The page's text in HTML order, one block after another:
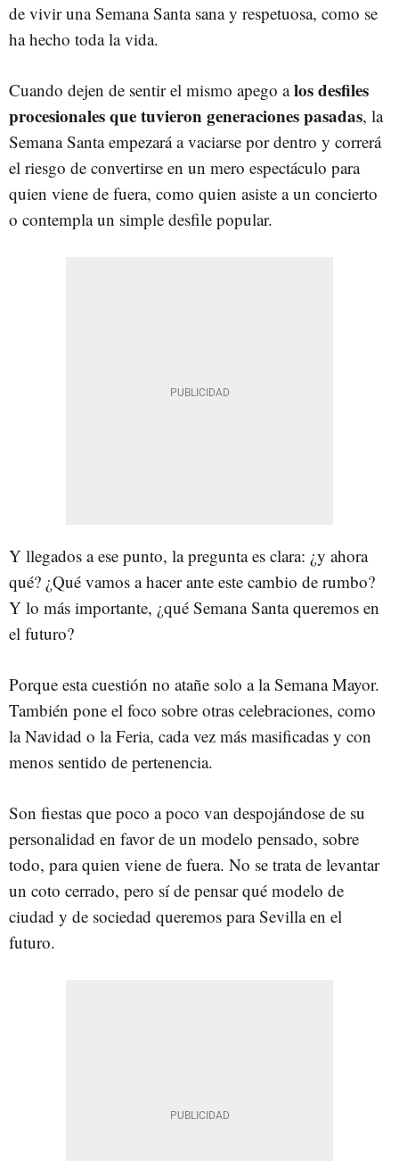
de vivir una Semana Santa sana y respetuosa, como se
ha hecho toda la vida.
Cuando dejen de sentir el mismo apego alos desfiles
procesionales que tuvieron generaciones pasadas, la
Semana Santa empezará a vaciarse por dentro y correrá
el riesgo de convertirse en un mero espectáculo para
quien viene de fuera, como quien asiste a un concierto
o contempla un simple desfile popular.
Y llegados a ese punto, la pregunta es clara: ¿y ahora
qué? ¿Qué vamos a hacer ante este cambio de rumbo?
Y lo más importante, ¿qué Semana Santa queremos en
el futuro?
Porque esta cuestión no atañe solo a la Semana Mayor.
También pone el foco sobre otras celebraciones, como
la Navidad o la Feria, cada vez más masificadas y con
menos sentido de pertenencia.
Son fiestas que poco a poco van despojándose de su
personalidad en favor de un modelo pensado, sobre
todo, para quien viene de fuera. No se trata de levantar
un coto cerrado, pero sí de pensar qué modelo de
ciudad y de sociedad queremos para Sevilla en el
futuro.